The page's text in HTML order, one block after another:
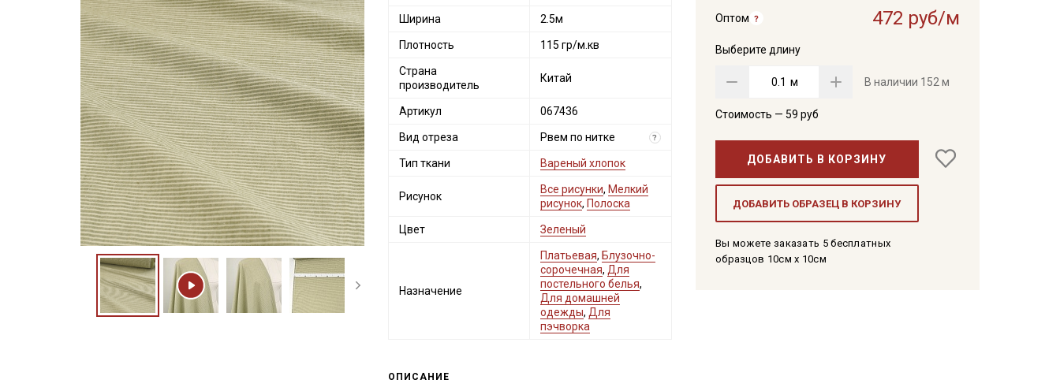
Оптом 472 руб/м
Выберите длину
м В наличии 152 м
Стоимость — 59 руб
ДОБАВИТЬ В КОРЗИНУ
ДОБАВИТЬ ОБРАЗЕЦ В КОРЗИНУ
Вы можете заказать 5 бесплатных
образцов 10см x 10см
Ширина 2.5м
Плотность 115 гр/м.кв
Страна
производитель
Китай
Артикул 067436
Вид отреза Рвем по нитке ?
Тип ткани Вареный хлопок
Рисунок
Все рисунки, Мелкий
рисунок, Полоска
Цвет Зеленый
Назначение
Платьевая, Блузочно-
сорочечная, Для
постельного белья,
Для домашней
одежды, Для
пэчворка
ОПИСАНИЕ